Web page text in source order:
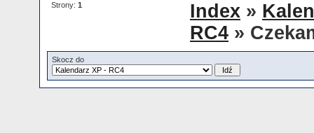
Strony: 1 Index »
RC4 »
Skocz do